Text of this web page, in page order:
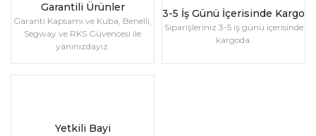
Garantili Ürünler
Garanti Kapsamı ve Kuba, Benelli,
Segway ve RKS Güvencesi ile
yanınızdayız.
3-5 İş Günü İçerisinde Kargo
Siparişleriniz 3-5 iş günü içerisinde
kargoda.
Yetkili Bayi